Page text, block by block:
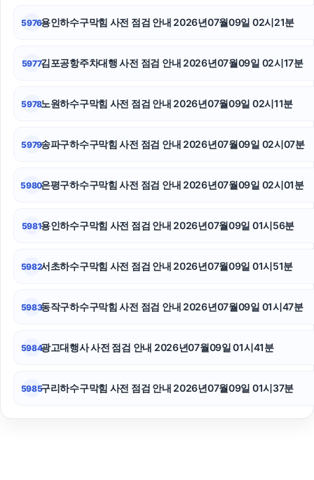
노원구하수구막힘
마약전문변호사
의정부이혼전문변호사
5976용인하수구막힘 사전 점검 안내 2026년07월09일 02시21분
5977김포공항주차대행 사전 점검 안내 2026년07월09일 02시17분
5978노원하수구막힘 사전 점검 안내 2026년07월09일 02시11분
5979송파구하수구막힘 사전 점검 안내 2026년07월09일 02시07분
5980은평구하수구막힘 사전 점검 안내 2026년07월09일 02시01분
5981용인하수구막힘 사전 점검 안내 2026년07월09일 01시56분
5982서초하수구막힘 사전 점검 안내 2026년07월09일 01시51분
5983동작구하수구막힘 사전 점검 안내 2026년07월09일 01시47분
5984광고대행사 사전 점검 안내 2026년07월09일 01시41분
5985구리하수구막힘 사전 점검 안내 2026년07월09일 01시37분